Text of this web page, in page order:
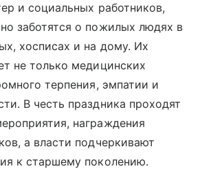
и социальных работников,
заботятся о пожилых людях в
хосписах и на дому. Их
не только медицинских
терпения, эмпатии и
В честь праздника проходят
награждения
а власти подчеркивают
к старшему поколению.